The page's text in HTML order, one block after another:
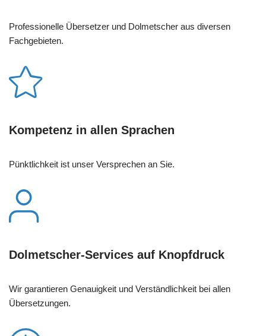
Professionelle Übersetzer und Dolmetscher aus diversen
Fachgebieten.
Kompetenz in allen Sprachen
Pünktlichkeit ist unser Versprechen an Sie.
Dolmetscher-Services auf Knopfdruck
Wir garantieren Genauigkeit und Verständlichkeit bei allen
Übersetzungen.